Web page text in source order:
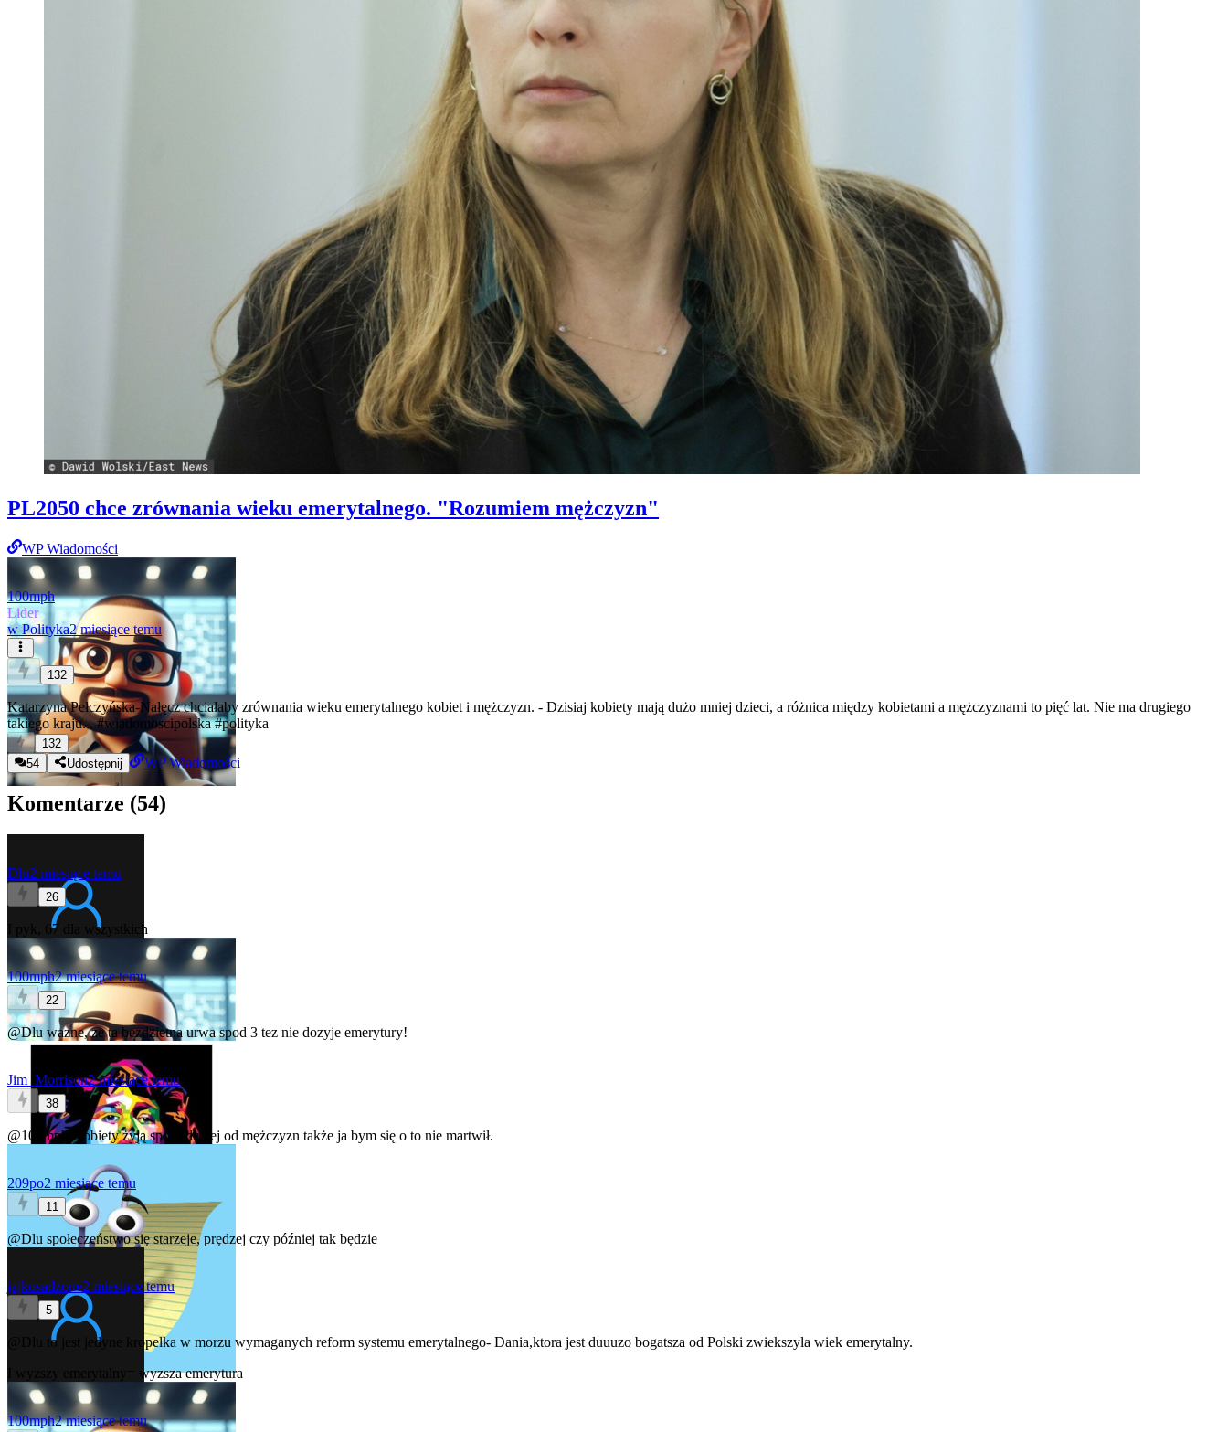
PL2050 chce zrównania wieku emerytalnego. "Rozumiem mężczyzn"
WP Wiadomości
100mph
Lider
w Polityka2 miesiące temu
132
Katarzyna Pełczyńska-Nałęcz chciałaby zrównania wieku emerytalnego kobiet i mężczyzn. - Dzisiaj kobiety mają dużo mniej dzieci, a różnica między kobietami a mężczyznami to pięć lat. Nie ma drugiego
takiego kraju...#wiadomoscipolska #polityka
132
54
Udostępnij WP Wiadomości
Komentarze (54)
Dlu2 miesiące temu
26
I pyk, 67 dla wszystkich
100mph2 miesiące temu
22
@Dlu wazne, ze ta bezdzietna urwa spod 3 tez nie dozyje emerytury!
Jim_Morrison2 miesiące temu
38
@100mph Kobiety żyją sporo dłużej od mężczyzn także ja bym się o to nie martwił.
209po2 miesiące temu
11
@Dlu społeczeństwo się starzeje, prędzej czy później tak będzie
jajkosadzone2 miesiące temu
5
to jest jedyne kropelka w morzu wymaganych reform systemu emerytalnego- Dania,ktora jest duuuzo bogatsza od Polski zwiekszyla wiek emerytalny.
I wyzszy emerytalny= wyzsza emerytura
100mph2 miesiące temu